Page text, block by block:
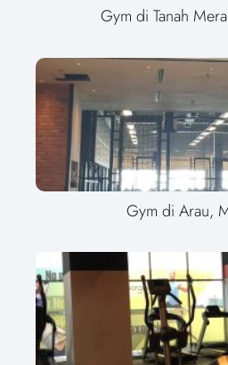
Gym di Tanah
Gym di Arau,